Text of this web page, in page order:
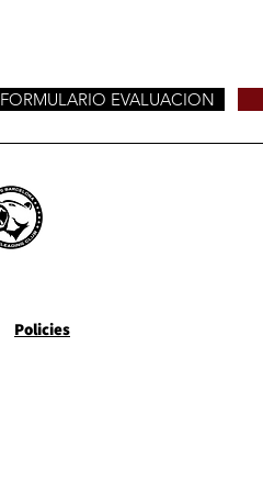
FORMULARIO EVALUACION
Policies